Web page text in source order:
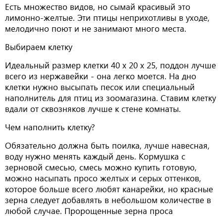
Есть множество видов, но сымай красивый это
лимонно-желтые. Эти птицы неприхотливы в уходе,
мелодично поют и не занимают много места.
Выбираем клетку
Идеальный размер клетки 40 х 20 х 25, поддон лучше
всего из нержавейки - она легко моется. На дно
клетки нужно высыпать песок или специальный
наполнитель для птиц из зоомагазина. Ставим клетку
вдали от сквозняков лучше к стене комнаты.
Чем наполнить клетку?
Обязательно должна быть поилка, лучше навесная,
воду нужно менять каждый день. Кормушка с
зерновой смесью, смесь можно купить готовую,
можно насыпать просо желтых и серых оттенков,
которое больше всего любят канарейки, но красные
зерна следует добавлять в небольшом количестве в
любой случае. Пророщенные зерна проса